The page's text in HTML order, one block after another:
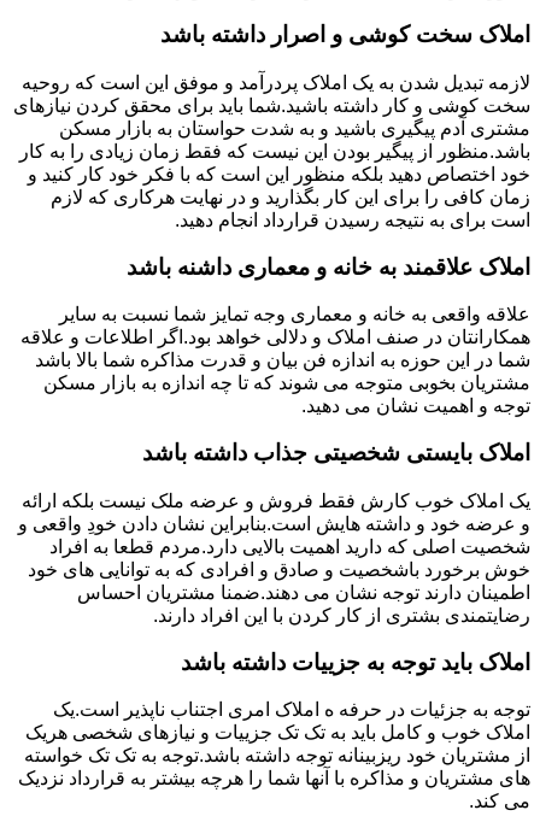
املاک سخت کوشی و اصرار داشته باشد
لازمه تبدیل شدن به یک املاک پردرآمد و موفق این است که روحیه
سخت کوشی و کار داشته باشید.شما باید برای محقق کردن نیازهای
مشتری آدم پیگیری باشید و به شدت حواستان به بازار مسکن
باشد.منظور از پیگیر بودن این نیست که فقط زمان زیادی را به کار
خود اختصاص دهید بلکه منظور این است که با فکر خود کار کنید و
زمان کافی را برای این کار بگذارید و در نهایت هرکاری که لازم
است برای به نتیجه رسیدن قرارداد انجام دهید.
املاک علاقمند به خانه و معماری داشنه باشد
علاقه واقعی به خانه و معماری وجه تمایز شما نسبت به سایر
همکارانتان در صنف املاک و دلالی خواهد بود.اگر اطلاعات و علاقه
شما در این حوزه به اندازه فن بیان و قدرت مذاکره شما بالا باشد
مشتریان بخوبی متوجه می شوند که تا چه اندازه به بازار مسکن
توجه و اهمیت نشان می دهید.
املاک بایستی شخصیتی جذاب داشته باشد
یک املاک خوب کارش فقط فروش و عرضه ملک نیست بلکه ارائه
و عرضه خود و داشته هایش است.بنابراین نشان دادن خودِ واقعی و
شخصیت اصلی که دارید اهمیت بالایی دارد.مردم قطعا به افراد
خوش برخورد باشخصیت و صادق و افرادی که به توانایی های خود
اطمینان دارند توجه نشان می دهند.ضمنا مشتریان احساس
رضایتمندی بشتری از کار کردن با این افراد دارند.
املاک باید توجه به جزییات داشته باشد
توجه به جزئیات در حرفه ه املاک امری اجتناب ناپذیر است.یک
املاک خوب و کامل باید به تک تک جزییات و نیازهای شخصی هریک
از مشتریان خود ریزبینانه توجه داشته باشد.توجه به تک تک خواسته
های مشتریان و مذاکره با آنها شما را هرچه بیشتر به قرارداد نزدیک
می کند.